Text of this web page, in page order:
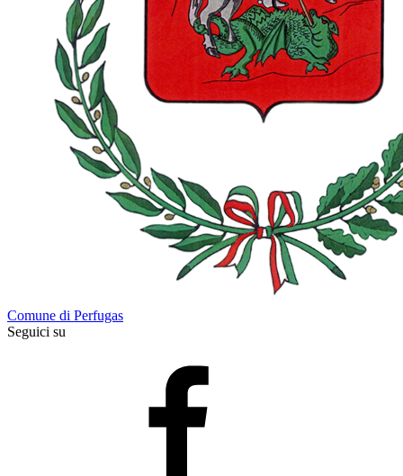
Comune di Perfugas
Seguici su